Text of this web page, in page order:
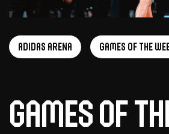
adidas arena Games of the
Games of